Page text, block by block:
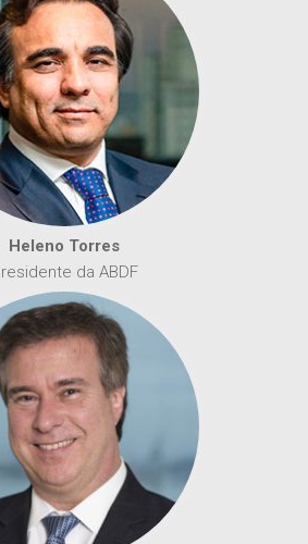
Heleno Torres
da ABDF